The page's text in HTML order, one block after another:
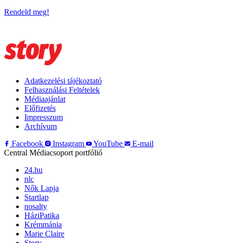
Rendeld meg!
Adatkezelési tájékoztató
Felhasználási Feltételek
Médiaajánlat
Előfizetés
Impresszum
Archívum
Facebook
Instagram YouTube
E-mail
Central Médiacsoport portfólió
24.hu
nlc
Nők Lapja
Startlap
nosalty
HáziPatika
Krémmánia
Marie Claire